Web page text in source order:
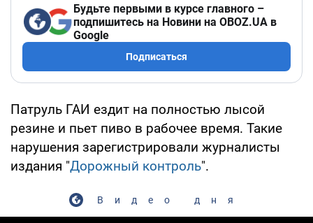
Будьте первыми в курсе главного –
подпишитесь на Новини на OBOZ.UA в
Google
Подписаться
Патруль ГАИ ездит на полностью лысой
резине и пьет пиво в рабочее время. Такие
нарушения зарегистрировали журналисты
издания "Дорожный контроль".
Видео дня